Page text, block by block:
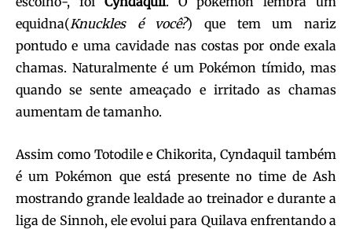
equidna(Knuckles é você?) que tem um nariz
pontudo e uma cavidade nas costas por onde exala
chamas. Naturalmente é um Pokémon tímido, mas
quando se sente ameaçado e irritado as chamas
aumentam de tamanho.
Assim como Totodile e Chikorita, Cyndaquil também
é um Pokémon que está presente no time de Ash
mostrando grande lealdade ao treinador e durante a
liga de Sinnoh, ele evolui para Quilava enfrentando a